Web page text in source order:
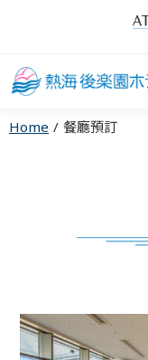
Home 餐廳預訂